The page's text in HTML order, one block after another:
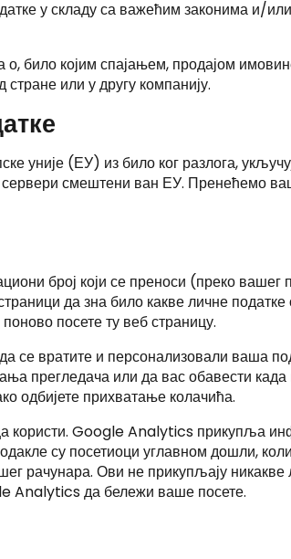
у складу са важећим законима и/
било којим спајањем, продајом
или у другу компанију.
уније (ЕУ) из било ког разлога,
смештени ван ЕУ. Пренећемо
број који се преноси (преко
да зна било какве личне
посете ту веб страницу.
се вратите и персонализовали ваша
прегледача или да вас обавести
одбијете прихватање колачића.
Google Analytics прикупља
су посетиоци углавном дошли,
рачунара. Ови не прикупљају
Analytics да бележи ваше посете.